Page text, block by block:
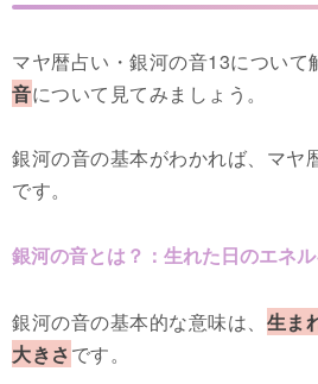
マヤ暦占い・銀河の音13について
音について見てみましょう。
銀河の音の基本がわかれば、マヤ
です。
銀河の音とは？：生れた日のエネ
銀河の音の基本的な意味は、 生ま
大きさです。